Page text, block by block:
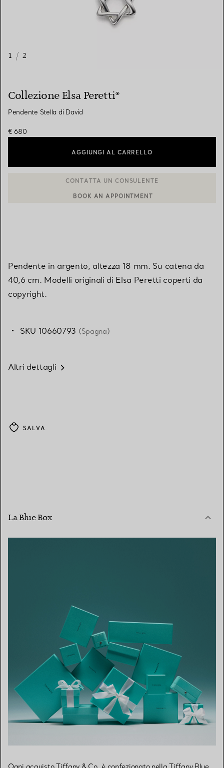
1 / 2
Collezione Elsa Peretti®
Pendente Stella di David
€ 680
AGGIUNGI AL CARRELLO
Pendente in argento, altezza 18 mm. Su catena da
40,6 cm. Modelli originali di Elsa Peretti coperti da
copyright.
SKU 10660793 (Spagna)
Altri dettagli
SALVA
La Blue Box